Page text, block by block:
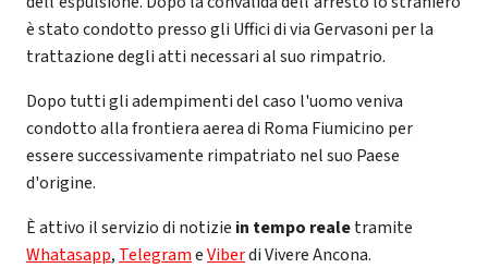
è stato condotto presso gli Uffici di via Gervasoni per la
trattazione degli atti necessari al suo rimpatrio.
Dopo tutti gli adempimenti del caso l'uomo veniva
condotto alla frontiera aerea di Roma Fiumicino per
essere successivamente rimpatriato nel suo Paese
d'origine.
È attivo il servizio di notizie in tempo realetramite
Whatasapp, TelegrameViberdi Vivere Ancona.